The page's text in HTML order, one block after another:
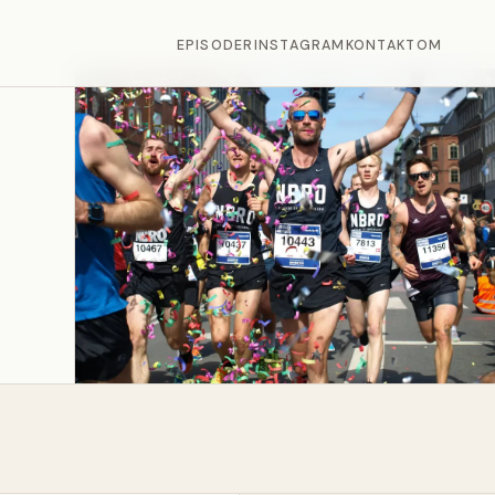
EPISODERINSTAGRAMKONTAKTOM